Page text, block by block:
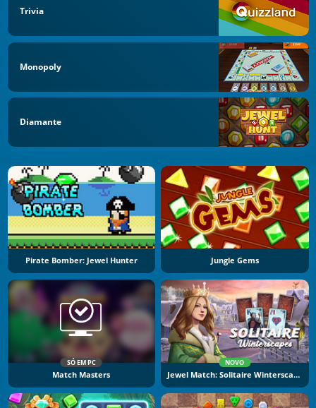
Trivia
Monopoly
Diamante
Pirate Bomber: Jewel Hunter Jungle Gems
SÓ EM PC
Match Masters
NOVO
Jewel Match: Solitaire Winterscapes